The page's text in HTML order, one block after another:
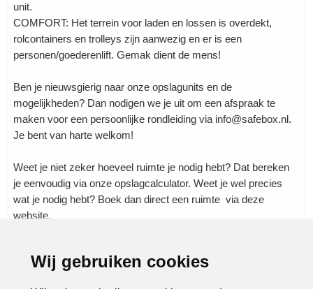
Wij gebruiken cookies
unit.
COMFORT: Het terrein voor laden en lossen is overdekt,
rolcontainers en trolleys zijn aanwezig en er is een
personen/goederenlift. Gemak dient de mens!
Ben je nieuwsgierig naar onze opslagunits en de
mogelijkheden? Dan nodigen we je uit om een afspraak te
maken voor een persoonlijke rondleiding via info@safebox.nl.
Je bent van harte welkom!
Weet je niet zeker hoeveel ruimte je nodig hebt? Dat bereken
je eenvoudig via onze opslagcalculator. Weet je wel precies
wat je nodig hebt? Boek dan direct een ruimte via deze
website.
Rubrieken:Algemeen|Bouw en wonen|Dienstverlening